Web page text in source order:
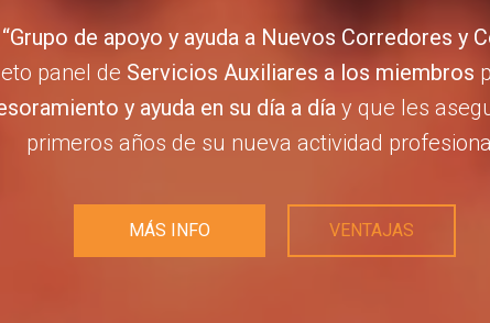
“Grupo de apoyo y ayuda a Nuevos Corredores y
panel de Servicios Auxiliares a los miembros
y ayuda en su día a día y que les
primeros años de su nueva actividad
MÁS INFO VENTAJAS